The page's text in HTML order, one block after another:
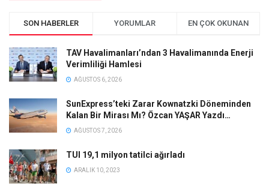
SON HABERLER YORUMLAR EN ÇOK OKUNAN
TAV Havalimanları’ndan 3 Havalimanında Enerji
Verimliliği Hamlesi
AĞUSTOS 6, 2026
SunExpress’teki Zarar Kownatzki Döneminden
Kalan Bir Mirası Mı? Özcan YAŞAR Yazdı…
AĞUSTOS 7, 2026
TUI 19,1 milyon tatilci ağırladı
ARALIK 10, 2023